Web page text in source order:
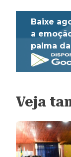
Baixe
a
palma
Veja